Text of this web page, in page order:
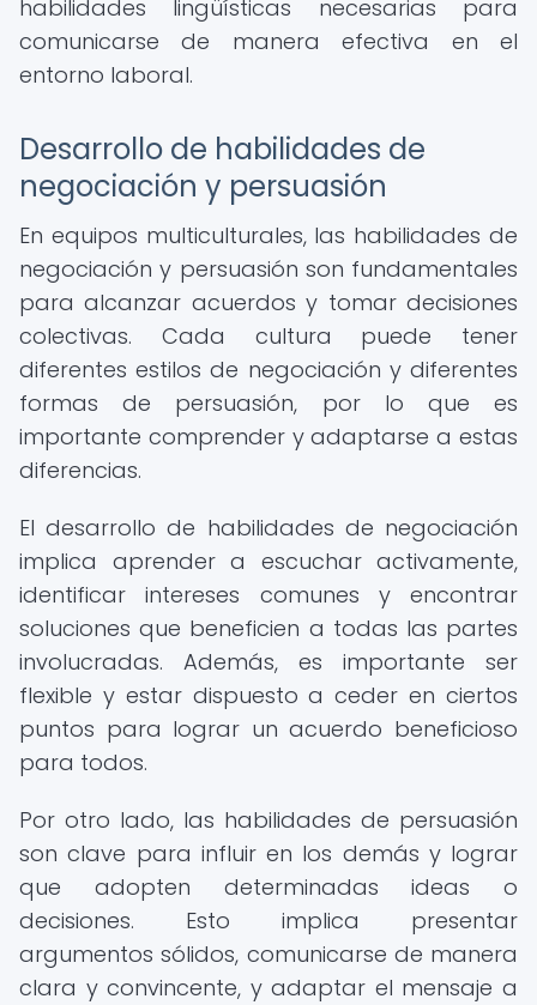
habilidades lingüísticas necesarias para
comunicarse de manera efectiva en el
entorno laboral.
Desarrollo de habilidades de
negociación y persuasión
En equipos multiculturales, las habilidades de
negociación y persuasión son fundamentales
para alcanzar acuerdos y tomar decisiones
colectivas. Cada cultura puede tener
diferentes estilos de negociación y diferentes
formas de persuasión, por lo que es
importante comprender y adaptarse a estas
diferencias.
El desarrollo de habilidades de negociación
implica aprender a escuchar activamente,
identificar intereses comunes y encontrar
soluciones que beneficien a todas las partes
involucradas. Además, es importante ser
flexible y estar dispuesto a ceder en ciertos
puntos para lograr un acuerdo beneficioso
para todos.
Por otro lado, las habilidades de persuasión
son clave para influir en los demás y lograr
que adopten determinadas ideas o
decisiones. Esto implica presentar
argumentos sólidos, comunicarse de manera
clara y convincente, y adaptar el mensaje a